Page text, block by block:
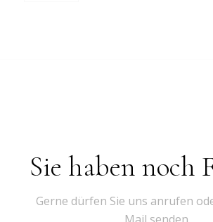
Sie haben noch
Gerne dürfen Sie uns anrufen